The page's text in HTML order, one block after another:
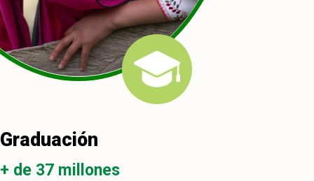
Graduación
+ de 37 millones